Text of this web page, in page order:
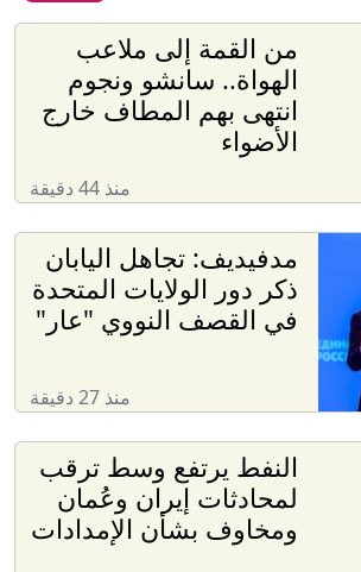
من القمة إلى ملاعب
الهواة.. سانشو ونجوم
انتهى بهم المطاف خارج
الأضواء
منذ 44 دقيقة
مدفيديف: تجاهل اليابان
ذكر دور الولايات المتحدة
في القصف النووي "عار"
منذ 27 دقيقة
النفط يرتفع وسط ترقب
لمحادثات إيران وعُمان
ومخاوف بشأن الإمدادات